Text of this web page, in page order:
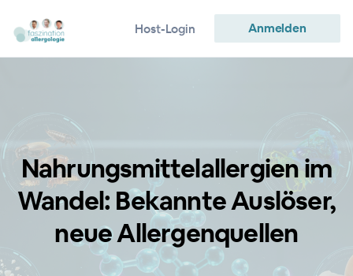
Host-Login Anmelden
Nahrungsmittelallergien im
Wandel: Bekannte Auslöser,
neue Allergenquellen